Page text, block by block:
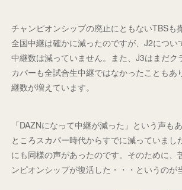
チャンピオンシップの廃止にともないTBSも
全国中継は確かに減ったのですが、J2につい
中継数は減っていません。また、J3はまだク
カパーも全試合生中継ではなかったこともあ
継数が増えています。
「DAZNになって中継が減った」という声も
ところスカパー時代からすでに減っていまし
にも同様の声があったのです。そのために、
ンピオンシップが復活した・・・というのが